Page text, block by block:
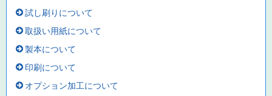
試し刷りについて
取扱い用紙について
製本について
印刷について
オプション加工について